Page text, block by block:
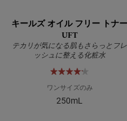
キールズ オイル フリー トナー
UFT
テカリが気になる肌もさらっとフレ
ッシュに整える化粧水
ワンサイズのみ
250mL